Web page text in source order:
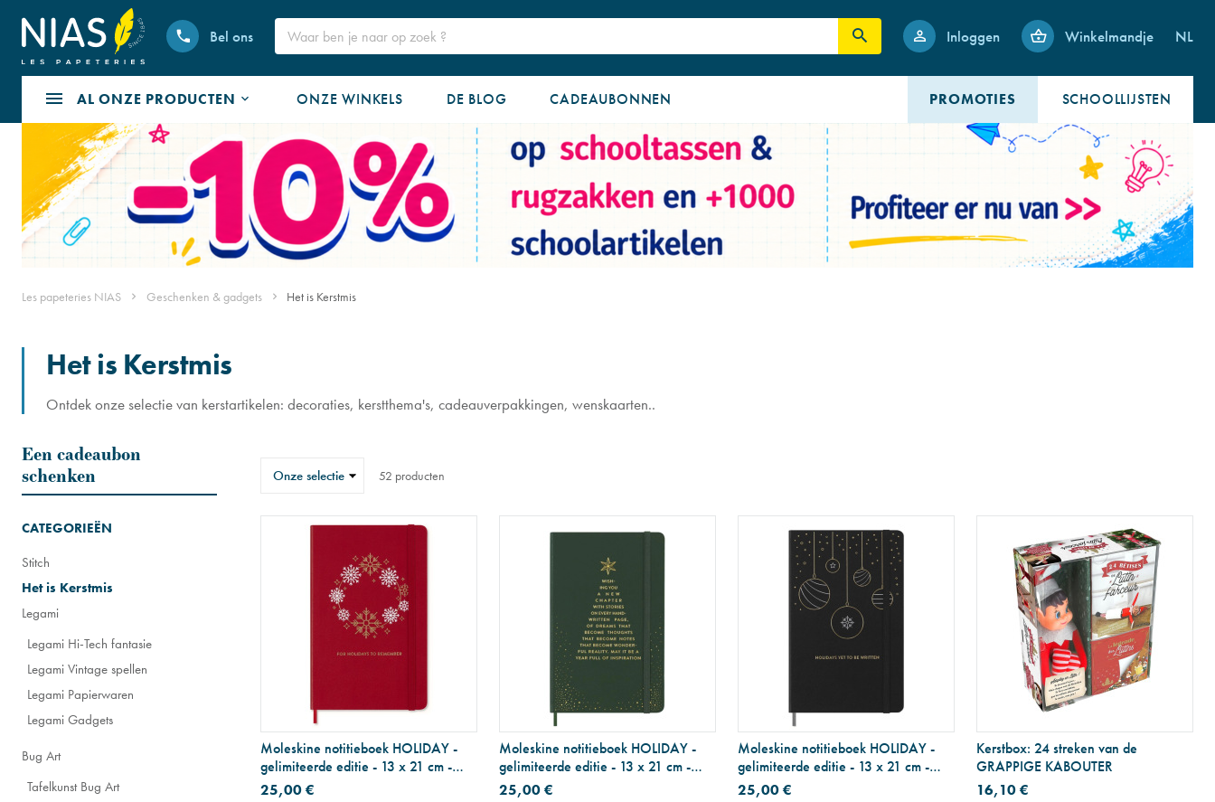
Bel ons Inloggen Winkelmandje NL
AL ONZE PRODUCTEN ONZE WINKELS SCHOOLLIJSTEN
DE BLOG CADEAUBONNEN PROMOTIES
Les papeteries NIAS Geschenken & gadgets Het is Kerstmis
Het is Kerstmis
Ontdek onze selectie van kerstartikelen: decoraties, kerstthema's, cadeauverpakkingen, wenskaarten..
Een cadeaubon
schenken
CATEGORIEËN
Stitch
Het is Kerstmis
Legami
Legami Hi-Tech fantasie
Legami Vintage spellen
Legami Papierwaren
Legami Gadgets
Bug Art
Tafelkunst Bug Art
Sorteren
52 producten
Moleskine notitieboek HOLIDAY -
gelimiteerde editie - 13 x 21 cm -
rood
25,00 €
Moleskine notitieboek HOLIDAY -
gelimiteerde editie - 13 x 21 cm -
groen
25,00 €
Moleskine notitieboek HOLIDAY -
gelimiteerde editie - 13 x 21 cm -
zwart
25,00 €
Kerstbox: 24 streken van de
GRAPPIGE KABOUTER
16,10 €